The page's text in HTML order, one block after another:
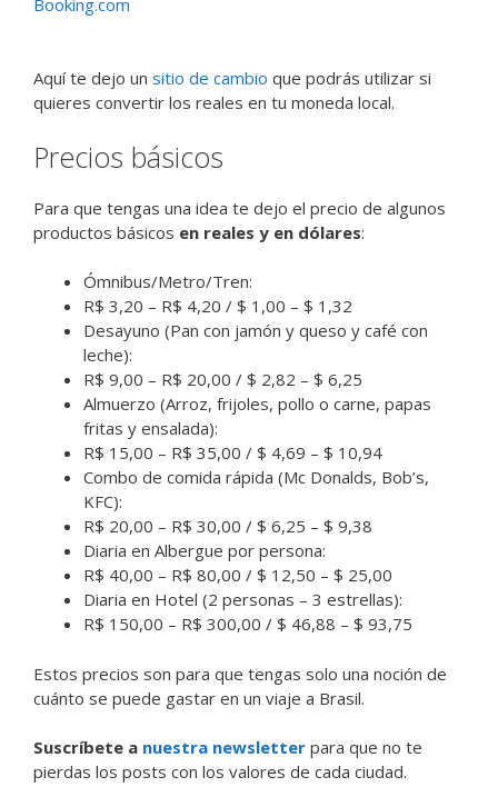
Aquí te dejo un sitio de cambio que podrás utilizar si
quieres convertir los reales en tu moneda local.
Precios básicos
Para que tengas una idea te dejo el precio de algunos
productos básicos en reales y en dólares:
Ómnibus/Metro/Tren:
R$ 3,20 – R$ 4,20 / $ 1,00 – $ 1,32
Desayuno (Pan con jamón y queso y café con
leche):
R$ 9,00 – R$ 20,00 / $ 2,82 – $ 6,25
Almuerzo (Arroz, frijoles, pollo o carne, papas
fritas y ensalada):
R$ 15,00 – R$ 35,00 / $ 4,69 – $ 10,94
Combo de comida rápida (Mc Donalds, Bob’s,
KFC):
R$ 20,00 – R$ 30,00 / $ 6,25 – $ 9,38
Diaria en Albergue por persona:
R$ 40,00 – R$ 80,00 / $ 12,50 – $ 25,00
Diaria en Hotel (2 personas – 3 estrellas):
R$ 150,00 – R$ 300,00 / $ 46,88 – $ 93,75
Estos precios son para que tengas solo una noción de
cuánto se puede gastar en un viaje a Brasil.
Suscríbete a nuestra newsletter para que no te
pierdas los posts con los valores de cada ciudad.